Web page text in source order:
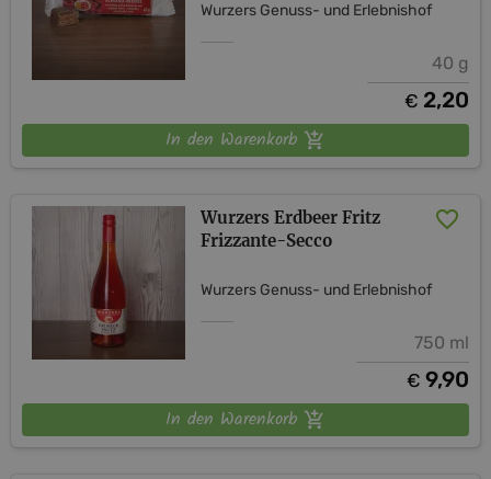
Wurzers Genuss- und Erlebnishof
40 g
€ 2,20
In den Warenkorb
Wurzers Erdbeer Fritz
Frizzante-Secco
Wurzers Genuss- und Erlebnishof
750 ml
€ 9,90
In den Warenkorb